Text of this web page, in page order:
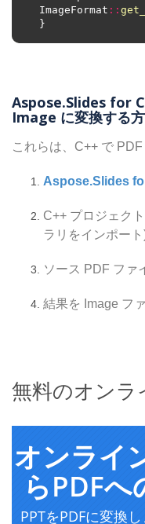
ImageFormat ::
Aspose.Slides for
Image に変換する
これらは、C++ で
Aspose.Slides
C++ プロジェク
ラリをインポート
ソース PDF ファ
結果を Image フ
無料のオンラ